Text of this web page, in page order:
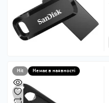
Hit Немає в наявності